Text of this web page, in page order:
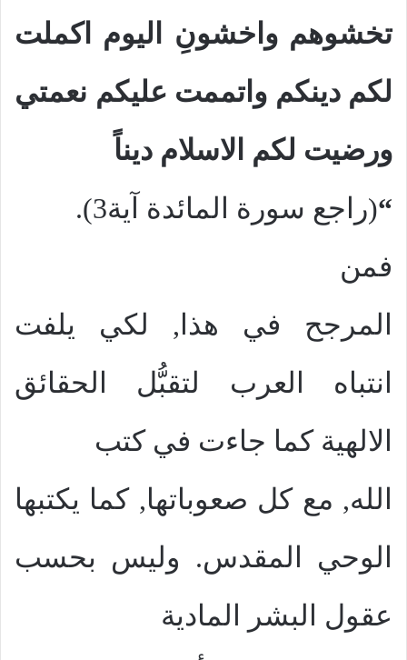
تخشوهم واخشونِ اليوم اكملت
لكم دينكم واتممت عليكم نعمتي
ورضيت لكم الاسلام ديناً
“(راجع سورة المائدة آية3).
فمن
المرجح في هذا, لكي يلفت
انتباه العرب لتقبُّل الحقائق
الالهية كما جاءت في كتب
الله, مع كل صعوباتها, كما يكتبها
الوحي المقدس. وليس بحسب
عقول البشر المادية